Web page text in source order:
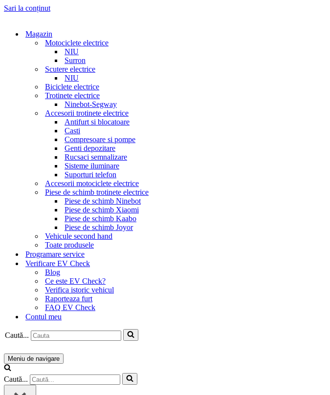
Sari la conținut
Magazin
Motociclete electrice
NIU
Surron
Scutere electrice
NIU
Biciclete electrice
Trotinete electrice
Ninebot-Segway
Accesorii trotinete electrice
Antifurt si blocatoare
Casti
Compresoare si pompe
Genti depozitare
Rucsaci semnalizare
Sisteme iluminare
Suporturi telefon
Accesorii motociclete electrice
Piese de schimb trotinete electrice
Piese de schimb Ninebot
Piese de schimb Xiaomi
Piese de schimb Kaabo
Piese de schimb Joyor
Vehicule second hand
Toate produsele
Programare service
Verificare EV Check
Blog
Ce este EV Check?
Verifica istoric vehicul
Raporteaza furt
FAQ EV Check
Contul meu
Caută...
Meniu de navigare
Caută...